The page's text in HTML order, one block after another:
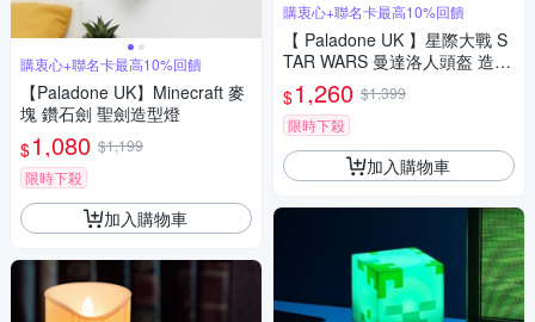
購衷心+聯名卡最高10%回饋
【Paladone UK】Minecraft 麥
塊 鑽石劍 聖劍造型燈
$1,080 $1,199
限時下殺
加入購物車
購衷心+聯名卡最高10%回饋
【 Paladone UK 】星際大戰 S
TAR WARS 曼達洛人頭盔 造型
小夜燈 頭盔公仔夜燈
$1,260 $1,399
限時下殺
加入購物車